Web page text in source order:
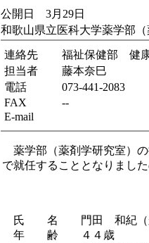
公開日 3月29日
和歌山県立医科大学薬学部
連絡先
福祉保健部 健
担当者
藤本奈巳
電話
073-441-2083
FAX
--
E-mail
薬学部（薬剤学研究室）
で就任することとなりまし
氏 名 門田 和紀（か
年 齢 ４４歳